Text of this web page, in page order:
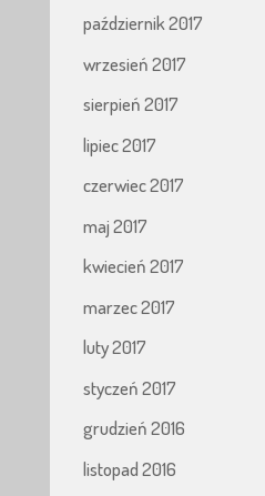
październik 2017
wrzesień 2017
sierpień 2017
lipiec 2017
czerwiec 2017
maj 2017
kwiecień 2017
marzec 2017
luty 2017
styczeń 2017
grudzień 2016
listopad 2016